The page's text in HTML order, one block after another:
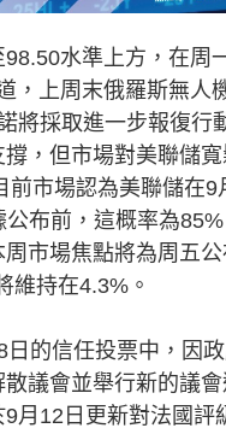
水準上方，在周
，上周末俄羅斯無人
將採取進一步報復行
，但市場對美聯儲
市場認為美聯儲在
布前，這概率為
市場焦點將為周五
維持在4.3%。
信任投票中，因政
議會並舉行新的議
月12日更新對法國評